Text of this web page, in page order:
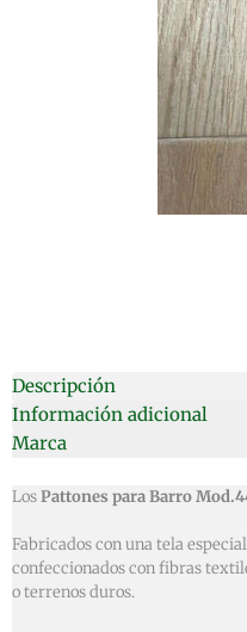
Descripción
Información adicional
Marca
LosPattones para Barro
Fabricados con una tela
confeccionados con fibras
o terrenos duros.